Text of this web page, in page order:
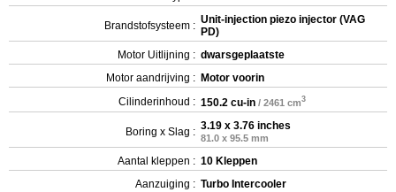
Brandstofsysteem : Unit-injection piezo injector (VAG
PD)
Motor Uitlijning : dwarsgeplaatste
Motor aandrijving : Motor voorin
Cilinderinhoud : 150.2 cu-in / 2461 cm3
Boring x Slag : 3.19 x 3.76 inches
81.0 x 95.5 mm
Aantal kleppen : 10 Kleppen
Aanzuiging : Turbo Intercooler